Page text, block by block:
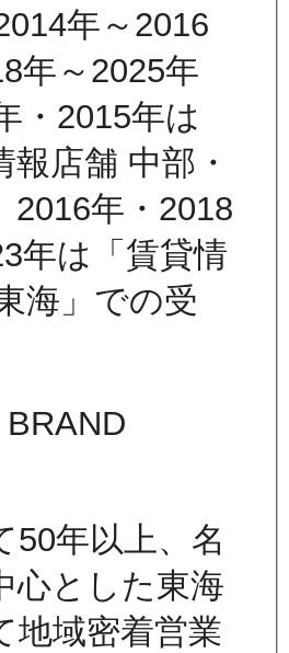
年～2016
年～2025年
・2015年は
報店舗 中部・
2016年・2018
年は「賃貸情
海」での受
50年以上、名
心とした東海
地域密着営業